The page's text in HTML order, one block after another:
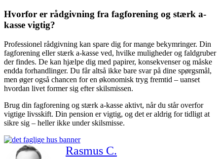
Hvorfor er rådgivning fra fagforening og stærk a-
kasse vigtig?
Professionel rådgivning kan spare dig for mange bekymringer. Din
fagforening eller stærk a-kasse ved, hvilke muligheder og faldgruber
der findes. De kan hjælpe dig med papirer, konsekvenser og måske
endda forhandlinger. Du får altså ikke bare svar på dine spørgsmål,
men øger også chancen for en økonomisk tryg fremtid – uanset
hvordan livet former sig efter skilsmissen.
Brug din fagforening og stærk a-kasse aktivt, når du står overfor
vigtige livsskift. Din pension er vigtig, og det er aldrig for tidligt at
sikre sig – heller ikke under skilsmisse.
Rasmus C.